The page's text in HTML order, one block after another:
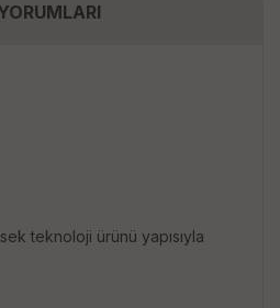
teknoloji ürünü yapısıyla